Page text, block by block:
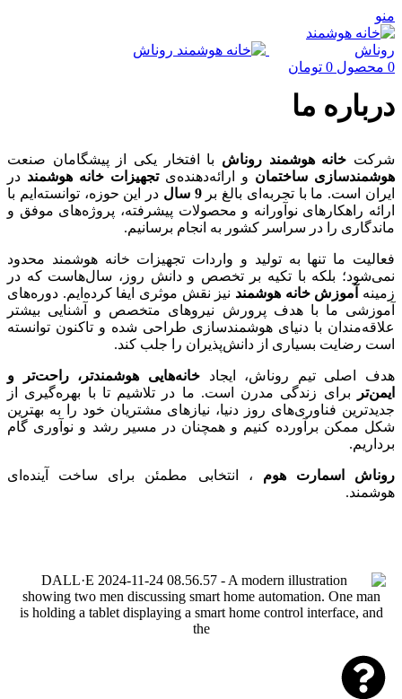
منو
0 محصول 0 تومان
درباره ما
شرکت خانه هوشمند روناش با افتخار یکی از پیشگامان صنعت
هوشمندسازی ساختمان و ارائه‌دهنده‌یتجهیزات خانه هوشمند در
ایران است. ما با تجربه‌ای بالغ بر9 سال
در این حوزه، توانسته‌ایم با
ارائه راهکارهای نوآورانه و محصولات پیشرفته، پروژه‌های موفق و
ماندگاری را در سراسر کشور به انجام برسانیم.
فعالیت ما تنها به تولید و واردات تجهیزات خانه هوشمند محدود
نمی‌شود؛ بلکه با تکیه بر تخصص و دانش روز، سال‌هاست که در
زمینه
آموزش خانه هوشمند نیز نقش موثری ایفا کرده‌ایم. دوره‌های
آموزشی ما با هدف پرورش نیروهای متخصص و آشنایی بیشتر
علاقه‌مندان با دنیای هوشمندسازی طراحی شده و تاکنون توانسته
است رضایت بسیاری از دانش‌پذیران را جلب کند.
هدف اصلی تیم روناش، ایجادخانه‌هایی هوشمندتر، راحت‌تر و
ایمن‌تر
برای زندگی مدرن است. ما در تلاشیم تا با بهره‌گیری از
جدیدترین فناوری‌های روز دنیا، نیازهای مشتریان خود را به بهترین
شکل ممکن برآورده کنیم و همچنان در مسیر رشد و نوآوری گام
برداریم.
روناش اسمارت هوم ، انتخابی مطمئن برای ساخت آینده‌ای
هوشمند.